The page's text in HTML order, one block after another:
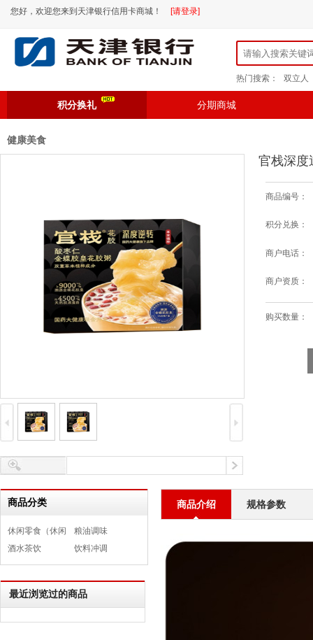
您好，欢迎您来到天津银行信用卡商城！ [请登录]
热门搜索： 双立人
积分换礼 分期商城
健康美食
官栈深度
商品编号：
积分兑换：
商户电话：
商户资质：
购买数量：
商品分类
休闲零食（休闲
食品）
粮油调味
酒水茶饮
饮料冲调
最近浏览过的商品
商品介绍 规格参数